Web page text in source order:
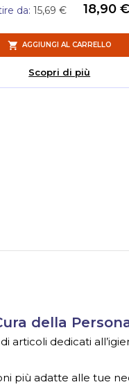
18,90 €
da 15,69 €
AGGIUNGI AL CARRELLO
Scopri di più
della
articoli dedicati
più adatte alle tue